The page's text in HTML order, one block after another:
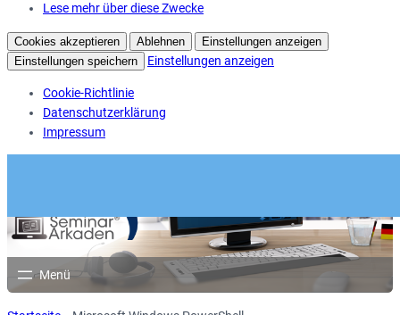
Lese mehr über diese Zwecke
Cookies akzeptieren Ablehnen
Einstellungen anzeigen
Einstellungen speichern
Einstellungen anzeigen
Cookie-Richtlinie
Datenschutzerklärung
Impressum